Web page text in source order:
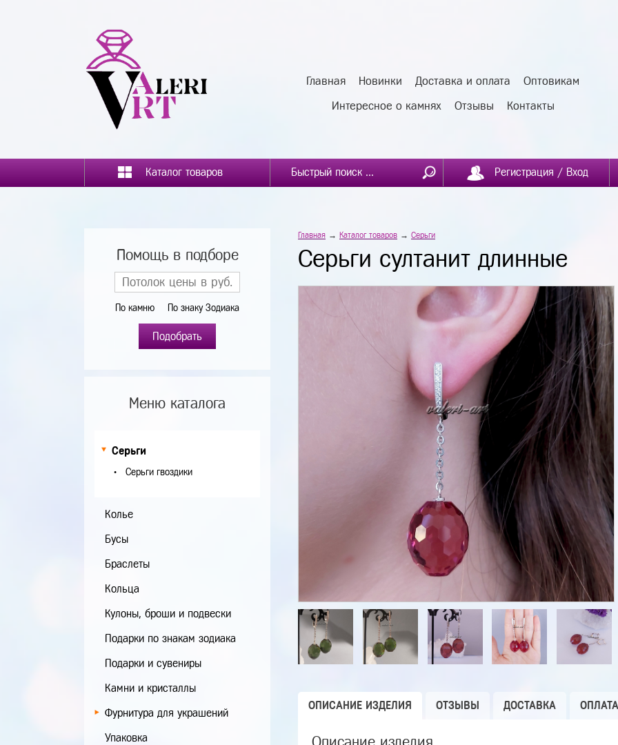
Главная Новинки Доставка и оплата Оптовикам
Интересное о камнях Отзывы Контакты
Каталог товаров Регистрация / Вход
Помощь в подборе
По камню По знаку Зодиака
Подобрать
Меню каталога
Серьги
Серьги гвоздики
Колье
Бусы
Браслеты
Кольца
Кулоны, броши и подвески
Подарки по знакам зодиака
Подарки и сувениры
Камни и кристаллы
Фурнитура для украшений
Упаковка
Главная → Каталог товаров → Серьги
Серьги султанит длинные
ОПИСАНИЕ ИЗДЕЛИЯ ОТЗЫВЫ ДОСТАВКА ОПЛАТА